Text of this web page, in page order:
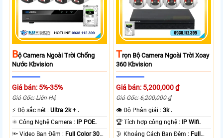
BỘ Camera Ngoài Trời Chống
Nước Kbvision
Giá bán: 5%-35%
Giá Gốc: Liên Hệ
️⚡ Độ sắc nét :Ultra 2k + .
⚛️ Công Nghệ Camera : IP POE.
🔦 Video Ban Đêm : Full Color 30m
TRọn Bộ Camera Ngoài Trời Xoay
360 Kbvision
Giá bán: 5,200,000 ₫
Giá Gốc: 6,200,000 ₫
👁 Độ Phân giải :3k .
🏆 Tích hợp công nghệ : IP Wifi.
🌛 Khoảng Cách Ban Đêm : Full